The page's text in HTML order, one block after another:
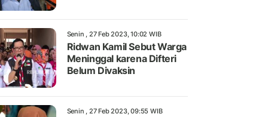
Senin , 27 Feb 2023, 10:02 WIB
Ridwan Kamil Sebut Warga
Meninggal karena Difteri
Belum Divaksin
Senin , 27 Feb 2023, 09:55 WIB